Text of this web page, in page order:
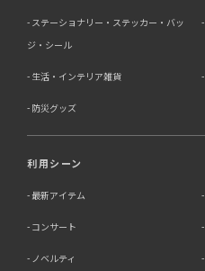
ステーショナリー・ステッカー・バッ
ジ・シール
生活・インテリア雑貨
防災グッズ
利用シーン
最新アイテム
コンサート
ノベルティ